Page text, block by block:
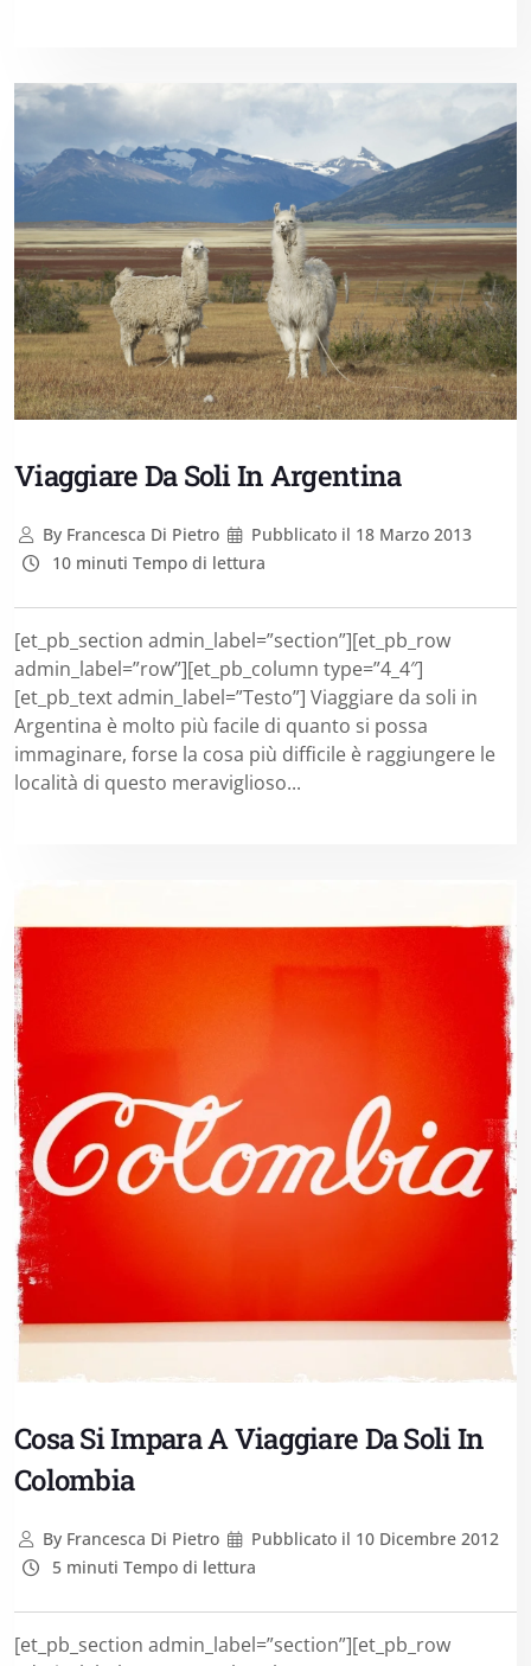
Viaggiare Da Soli In Argentina
ByFrancesca Di Pietro Pubblicato il 18 Marzo 2013
10 minuti Tempo di lettura
[et_pb_section admin_label=”section”][et_pb_row
admin_label=”row”][et_pb_column type=”4_4″]
[et_pb_text admin_label=”Testo”] Viaggiare da soli in
Argentina è molto più facile di quanto si possa
immaginare, forse la cosa più difficile è raggiungere le
località di questo meraviglioso...
Cosa Si Impara A Viaggiare Da Soli In
Colombia
ByFrancesca Di Pietro Pubblicato il 10 Dicembre 2012
5 minuti Tempo di lettura
[et_pb_section admin_label=”section”][et_pb_row